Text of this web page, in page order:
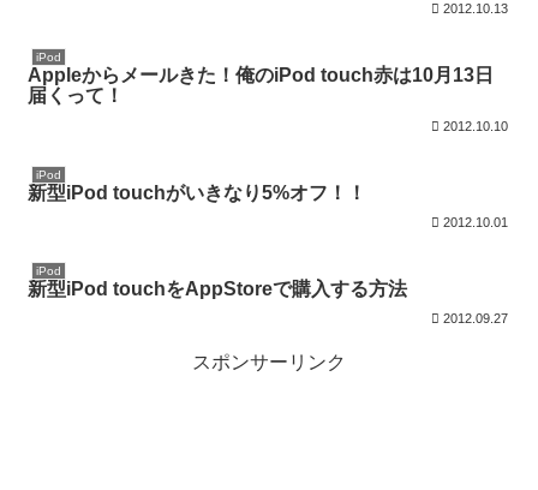
2012.10.13
iPod
Appleからメールきた！俺のiPod touch赤は10月13日
届くって！
2012.10.10
iPod
新型iPod touchがいきなり5%オフ！！
2012.10.01
iPod
新型iPod touchをAppStoreで購入する方法
2012.09.27
スポンサーリンク